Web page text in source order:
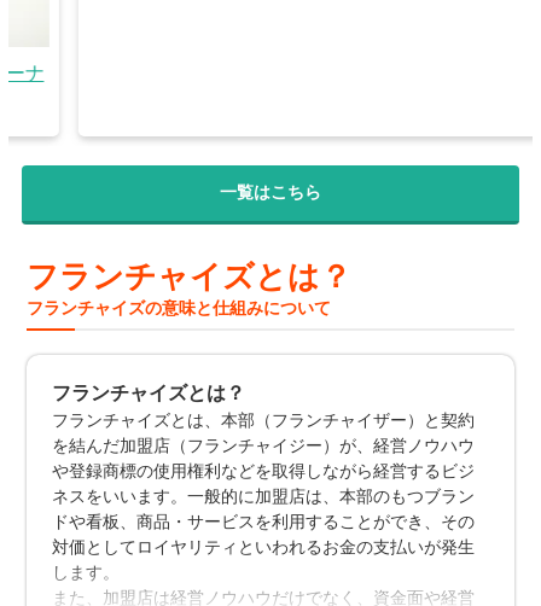
一覧はこちら
フランチャイズとは？
フランチャイズの意味と仕組みについて
フランチャイズとは？
フランチャイズとは、本部（フランチャイザー）と契約
を結んだ加盟店（フランチャイジー）が、経営ノウハウ
や登録商標の使用権利などを取得しながら経営するビジ
ネスをいいます。一般的に加盟店は、本部のもつブラン
ドや看板、商品・サービスを利用することができ、その
対価としてロイヤリティといわれるお金の支払いが発生
します。
また、加盟店は経営ノウハウだけでなく、資金面や経営